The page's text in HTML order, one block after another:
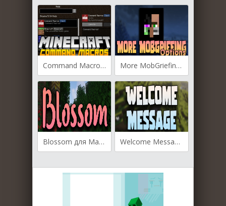
Command Macros для Майнкрафт [1.19.4, 1.19.3, 1.19.2] More MobGriefing Options для Майнкрафт [1.19.4, 1.19.3, 1.19.2]
Blossom для Майнкрафт [1.19.3, 1.19.2, 1.18.2] Welcome Message для Майнкрафт [1.19.3, 1.19.2, 1.19.1]